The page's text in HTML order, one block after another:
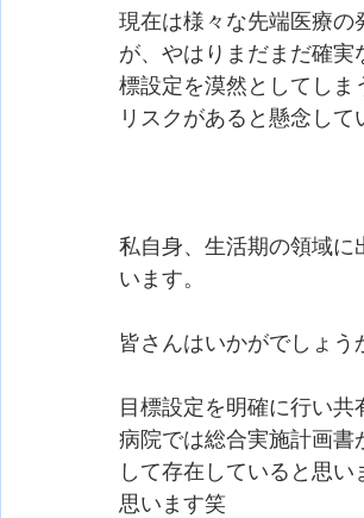
現在は様々な先端医療の
が、やはりまだまだ確
標設定を漠然としてしま
リスクがあると懸念して
私自身、生活期の領域に
います。
皆さんはいかがでしょう
目標設定を明確に行い
病院では総合実施計画書
して存在していると思
思います笑